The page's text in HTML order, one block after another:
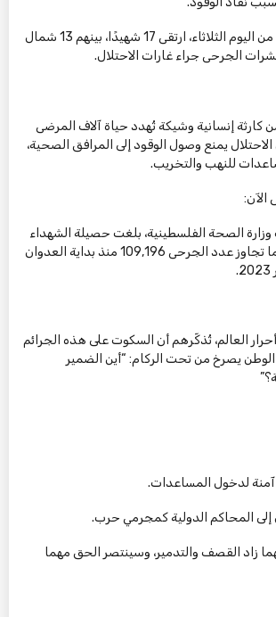
منذ الساعات الأولى من اليوم الثلاثاء، ارتقى 17 شهيدًا، بينهم 13 شمال
الجرحى جراء غارات الاحتلال.
كارثة إنسانية وشيكة تُهدد حياة آلاف المرضى
يمنع وصول الوقود إلى المرافق الصحية،
للنهب والتخريب.
الآن:
الصحة الفلسطينية، بلغت حصيلة الشهداء
45,885 شهيدًا، بينما تجاوز عدد الجرحى 109,196 منذ بداية العدوان
العالم، تُذكّرهم أن السكوت على هذه الجرائم
يصرخ من تحت الركام: “أين الضمير
آمنة لدخول المساعدات.
إلى المحاكم الدولية كمجرمي حرب.
زاد القصف والتدمير، وسينتصر الحق مهما